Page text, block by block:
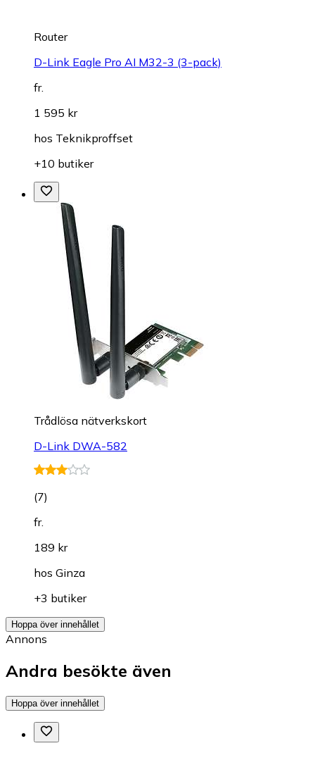
Router
D-Link Eagle Pro AI M32-3 (3-pack)
fr.
1 595 kr
hos Teknikproffset
+10 butiker
Trådlösa nätverkskort
D-Link DWA-582
(7)
fr.
189 kr
hos Ginza
+3 butiker
Hoppa över innehållet
Annons
Andra besökte även
Hoppa över innehållet